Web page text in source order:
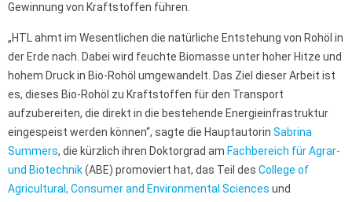
Gewinnung von Kraftstoffen führen.
„HTL ahmt im Wesentlichen die natürliche Entstehung von Rohöl in
der Erde nach. Dabei wird feuchte Biomasse unter hoher Hitze und
hohem Druck in Bio-Rohöl umgewandelt. Das Ziel dieser Arbeit ist
es, dieses Bio-Rohöl zu Kraftstoffen für den Transport
aufzubereiten, die direkt in die bestehende Energieinfrastruktur
eingespeist werden können“, sagte die Hauptautorin Sabrina
Summers, die kürzlich ihren Doktorgrad am Fachbereich für Agrar-
und Biotechnik(ABE) promoviert hat, das Teil des College of
Agricultural, Consumer and Environmental Sciences und